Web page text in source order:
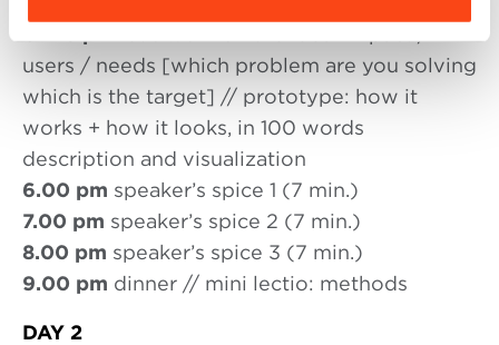
users / needs [which problem are you solving
which is the target] // prototype: how it
works + how it looks, in 100 words
description and visualization
6.00 pm speaker’s spice 1 (7 min.)
7.00 pm speaker’s spice 2 (7 min.)
8.00 pm speaker’s spice 3 (7 min.)
9.00 pm dinner // mini lectio: methods
DAY 2